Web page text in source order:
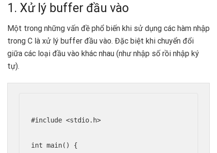
1. Xử lý buffer đầu vào
Một trong những vấn đề phổ biến khi sử dụng các hàm nhập
trong C là xử lý buffer đầu vào. Đặc biệt khi chuyển đổi
giữa các loại đầu vào khác nhau (như nhập số rồi nhập ký
tự).
#include <stdio.h>
int main() {